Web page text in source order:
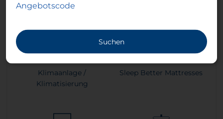
Klimaanlage /
Klimatisierung
Sleep Better Mattresses
Angebotscode
Suchen